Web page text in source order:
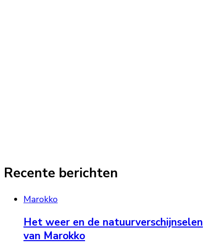
Recente berichten
Marokko
Het weer en de natuurverschijnselen
van Marokko